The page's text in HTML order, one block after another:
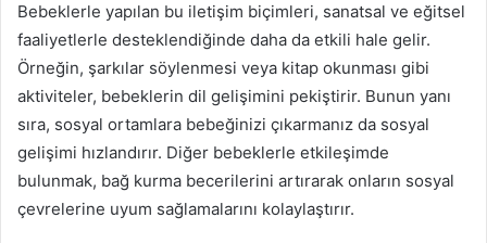
Bebeklerle yapılan bu iletişim biçimleri, sanatsal ve eğitsel
faaliyetlerle desteklendiğinde daha da etkili hale gelir.
Örneğin, şarkılar söylenmesi veya kitap okunması gibi
aktiviteler, bebeklerin dil gelişimini pekiştirir. Bunun yanı
sıra, sosyal ortamlara bebeğinizi çıkarmanız da sosyal
gelişimi hızlandırır. Diğer bebeklerle etkileşimde
bulunmak, bağ kurma becerilerini artırarak onların sosyal
çevrelerine uyum sağlamalarını kolaylaştırır.